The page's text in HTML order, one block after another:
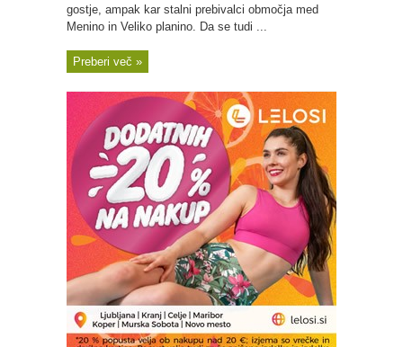
gostje, ampak kar stalni prebivalci območja med
Menino in Veliko planino. Da se tudi ...
Preberi več »